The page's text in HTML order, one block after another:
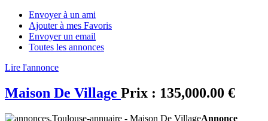
Envoyer à un ami
Ajouter à mes Favoris
Envoyer un email
Toutes les annonces
Lire l'annonce
Maison De Village Prix : 135,000.00 €
Annonce